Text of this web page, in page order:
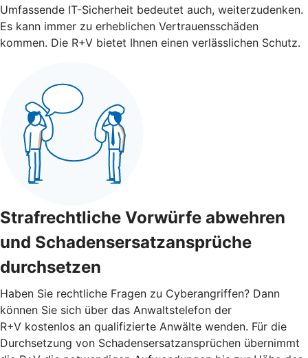
Umfassende IT-Sicherheit bedeutet auch, weiterzudenken.
Es kann immer zu erheblichen Vertrauensschäden
kommen. Die R+V bietet Ihnen einen verlässlichen Schutz.
Strafrechtliche Vorwürfe abwehren
und Schadensersatzansprüche
durchsetzen
Haben Sie rechtliche Fragen zu Cyberangriffen? Dann
können Sie sich über das Anwaltstelefon der
R+V kostenlos an qualifizierte Anwälte wenden. Für die
Durchsetzung von Schadensersatzansprüchen übernimmt